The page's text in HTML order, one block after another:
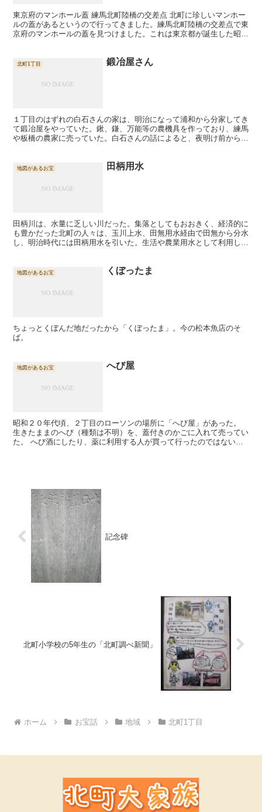
東京府のマンホール蓋 練馬北町陸橋の交差点 北町に珍しいマンホー
ルの蓋があるというので行ってきました。練馬北町陸橋の交差点で東
京府のマンホールの蓋を見つけました。これは東京都が誕生した昭和
北町1丁目 鍛冶屋さん
１丁目のはずれの白石さんの家は、明治になって浦和から分家してき
て鍛冶屋をやっていた。鍬、鎌、万能等の農機具を作っており、練馬
や板橋の農家に売っていた。白石さんの話によると、夜明け前から農
地図があるお宝 田柄用水
田柄川は、水量に乏しい川だった。集落としてもおおきく、経済的に
も豊かだった北町の人々は、玉川上水、田無用水経由で田無から分水
し、明治時代には田柄用水を引いた。生活や農業用水として利用して
地図があるお宝 くぼったま
ちょっとくぼんだ地だったから「くぼったま」。今の松本魚店のそ
ば。
地図があるお宝 へび屋
昭和２０年代頃、２丁目のローソンの場所に「へび屋」があった。
生きたままのへび（種類は不明）を、蓋付きのかごに入れて売ってい
た。 へび酒にしたり、薬に利用する人が買って行ったのではない
記念碑
北町小学校の5年生の「北町調べ新聞」
ホーム お宝話 地域 北町1丁目